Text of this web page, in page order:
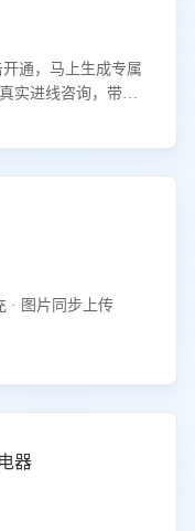
通，马上生成专属
实进线咨询，带您
· 图片同步上传
器